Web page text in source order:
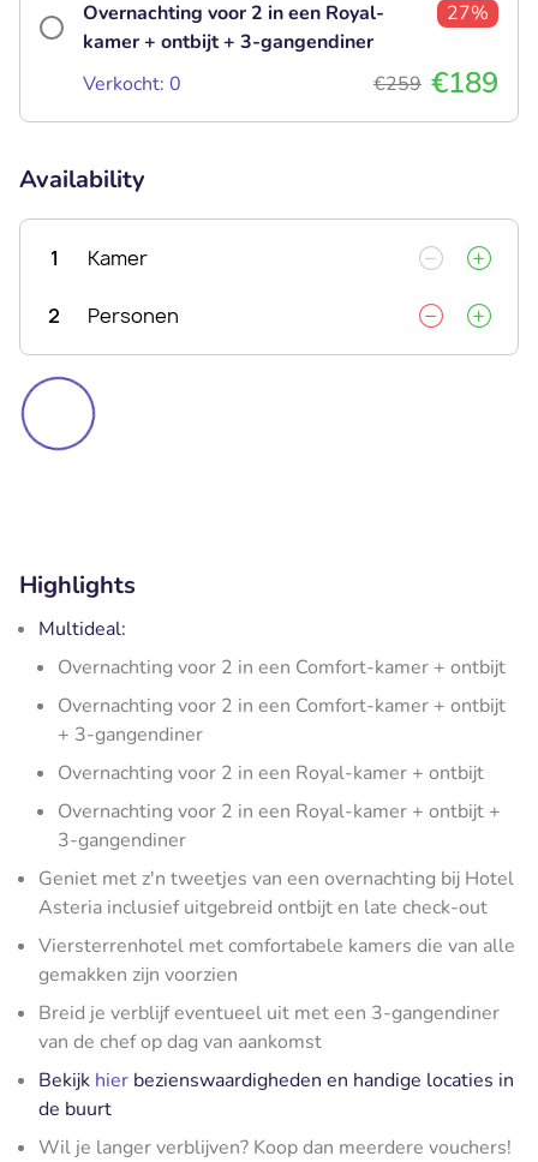
Overnachting voor 2 in een Royal-
kamer + ontbijt + 3-gangendiner
27%
Verkocht: 0 €259 €189
Availability
1 Kamer
2 Personen
Highlights
Multideal:
Overnachting voor 2 in een Comfort-kamer + ontbijt
Overnachting voor 2 in een Comfort-kamer + ontbijt
+ 3-gangendiner
Overnachting voor 2 in een Royal-kamer + ontbijt
Overnachting voor 2 in een Royal-kamer + ontbijt +
3-gangendiner
Geniet met z'n tweetjes van een overnachting bij Hotel
Asteria inclusief uitgebreid ontbijt en late check-out
Viersterrenhotel met comfortabele kamers die van alle
gemakken zijn voorzien
Breid je verblijf eventueel uit met een 3-gangendiner
van de chef op dag van aankomst
Bekijk hier bezienswaardigheden en handige locaties in
de buurt
Wil je langer verblijven? Koop dan meerdere vouchers!